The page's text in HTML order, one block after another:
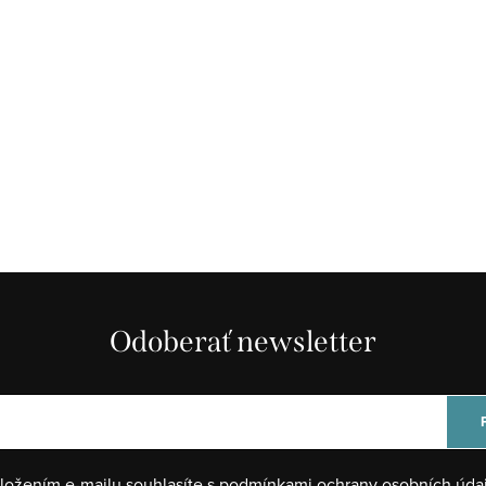
Odoberať newsletter